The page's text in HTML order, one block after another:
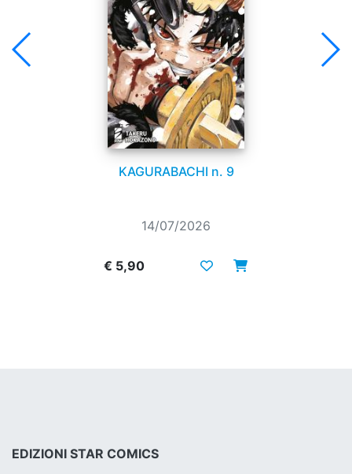
KAGURABACHI n. 9
14/07/2026
€ 5,90
EDIZIONI STAR COMICS